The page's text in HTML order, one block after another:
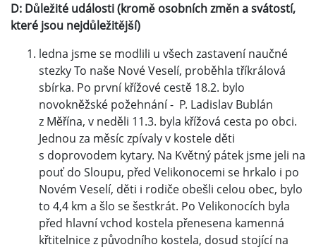
D: Důležité události (kromě osobních změn a svátostí,
které jsou nejdůležitější)
ledna jsme se modlili u všech zastavení naučné
stezky To naše Nové Veselí, proběhla tříkrálová
sbírka. Po první křížové cestě 18.2. bylo
novokněžské požehnání - P. Ladislav Bublán
z Měřína, v neděli 11.3. byla křížová cesta po obci.
Jednou za měsíc zpívaly v kostele děti
s doprovodem kytary. Na Květný pátek jsme jeli na
pouť do Sloupu, před Velikonocemi se hrkalo i po
Novém Veselí, děti i rodiče obešli celou obec, bylo
to 4,4 km a šlo se šestkrát. Po Velikonocích byla
před hlavní vchod kostela přenesena kamenná
křtitelnice z původního kostela, dosud stojící na